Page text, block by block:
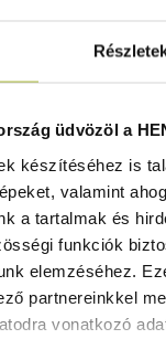
üdvözöl a
készítéséhez is
valamint
a tartalmak és
funkciók
elemzéséhez.
partnereinkkel
vonatkozó
25 000 Ft felett
belül
HENDI árak
raktáron